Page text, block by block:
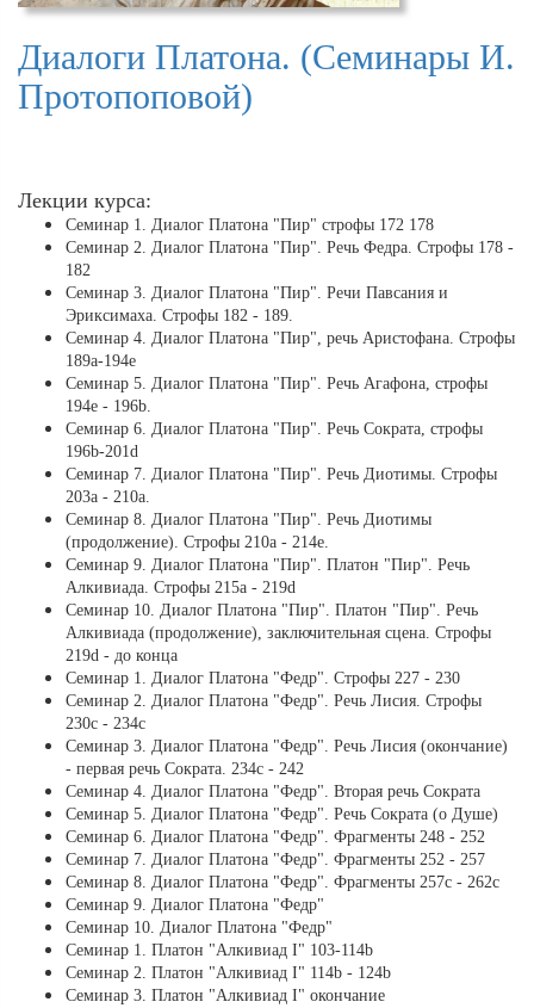
Диалоги Платона. (Семинары И.
Протопоповой)
Лекции курса:
Семинар 1. Диалог Платона "Пир" строфы 172 178
Семинар 2. Диалог Платона "Пир". Речь Федра. Строфы 178 -
182
Семинар 3. Диалог Платона "Пир". Речи Павсания и
Эриксимаха. Строфы 182 - 189.
Семинар 4. Диалог Платона "Пир", речь Аристофана. Строфы
189а-194е
Семинар 5. Диалог Платона "Пир". Речь Агафона, строфы
194e - 196b.
Семинар 6. Диалог Платона "Пир". Речь Сократа, строфы
196b-201d
Семинар 7. Диалог Платона "Пир". Речь Диотимы. Строфы
203a - 210a.
Семинар 8. Диалог Платона "Пир". Речь Диотимы
(продолжение). Строфы 210a - 214е.
Семинар 9. Диалог Платона "Пир". Платон "Пир". Речь
Алкивиада. Строфы 215a - 219d
Семинар 10. Диалог Платона "Пир". Платон "Пир". Речь
Алкивиада (продолжение), заключительная сцена. Строфы
219d - до конца
Семинар 1. Диалог Платона "Федр". Строфы 227 - 230
Семинар 2. Диалог Платона "Федр". Речь Лисия. Строфы
230с - 234с
Семинар 3. Диалог Платона "Федр". Речь Лисия (окончание)
- первая речь Сократа. 234с - 242
Семинар 4. Диалог Платона "Федр". Вторая речь Сократа
Семинар 5. Диалог Платона "Федр". Речь Сократа (о Душе)
Семинар 6. Диалог Платона "Федр". Фрагменты 248 - 252
Семинар 7. Диалог Платона "Федр". Фрагменты 252 - 257
Семинар 8. Диалог Платона "Федр". Фрагменты 257с - 262с
Семинар 9. Диалог Платона "Федр"
Семинар 10. Диалог Платона "Федр"
Семинар 1. Платон "Алкивиад I" 103-114b
Семинар 2. Платон "Алкивиад I" 114b - 124b
Семинар 3. Платон "Алкивиад I" окончание